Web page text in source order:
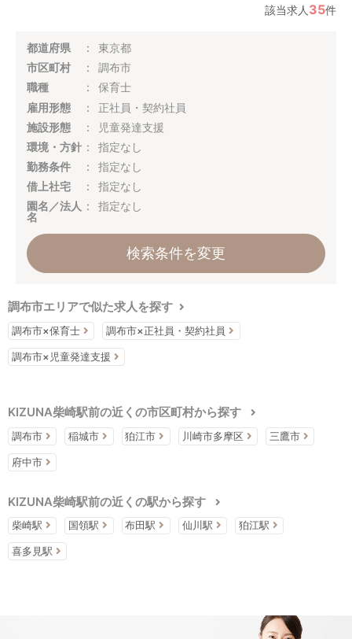
該当求人 35件
都道府県
東京都
市区町村
調布市
職種
保育士
雇用形態
正社員・契約社員
施設形態
児童発達支援
環境・方針
指定なし
勤務条件
指定なし
借上社宅
指定なし
園名／法人
名
指定なし
検索条件を変更
調布市エリアで似た求人を探す
調布市×保育士 調布市×正社員・契約社員
調布市×児童発達支援
KIZUNA柴崎駅前の近くの市区町村から探す
調布市 稲城市 狛江市 川崎市多摩区 三鷹市
府中市
KIZUNA柴崎駅前の近くの駅から探す
柴崎駅 国領駅 布田駅 仙川駅 狛江駅
喜多見駅